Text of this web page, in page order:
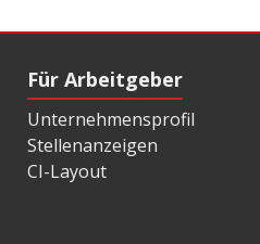
Für Arbeitgeber
Unternehmensprofil
Stellenanzeigen
CI-Layout